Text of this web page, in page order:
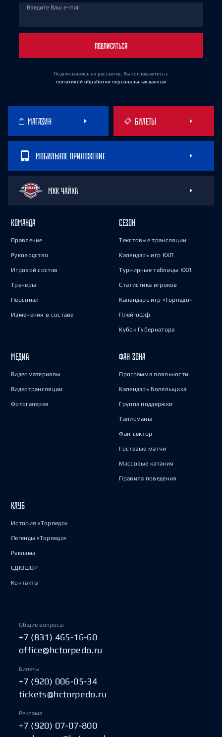
Введите Ваш e-mail
ПОДПИСАТЬСЯ
Подписываясь на рассылку, Вы соглашаетесь с
политикой обработки персональных данных
МАГАЗИН БИЛЕТЫ
МОБИЛЬНОЕ ПРИЛОЖЕНИЕ
МХК ЧАЙКА
КОМАНДА
Правление
Руководство
Игровой состав
Тренеры
Персонал
Изменения в составе
СЕЗОН
Текстовые трансляции
Календарь игр КХЛ
Турнирные таблицы КХЛ
Статистика игроков
Календарь игр «Торпедо»
Плей-офф
Кубок Губернатора
МЕДИА
Видеоматериалы
Видеотрансляции
Фотогалерея
ФАН-ЗОНА
Программа лояльности
Календарь болельщика
Группа поддержки
Талисманы
Фан-сектор
Гостевые матчи
Массовые катания
Правила поведения
КЛУБ
История «Торпедо»
Легенды «Торпедо»
Реклама
СДЮШОР
Контакты
Общие вопросы
+7 (831) 465-16-60
office@hctorpedo.ru
Билеты
+7 (920) 006-05-34
tickets@hctorpedo.ru
Реклама
+7 (920) 07-07-800